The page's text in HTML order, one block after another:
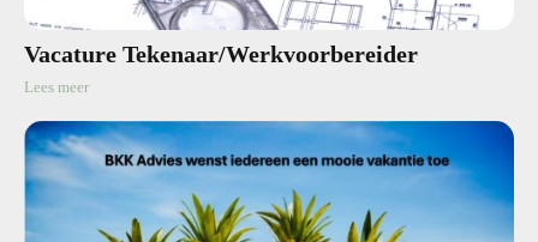
Vacature Tekenaar/Werkvoorbereider
Lees meer